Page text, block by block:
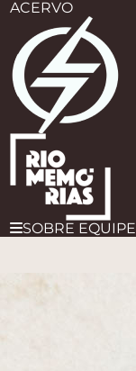
ACERVO
SOBRE EQUIPE